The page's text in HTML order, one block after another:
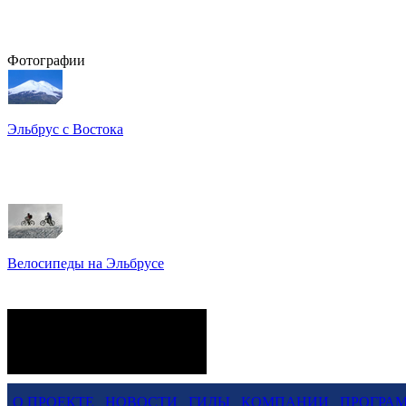
Фотографии
Эльбрус с Востока
Велосипеды на Эльбрусе
О ПРОЕКТЕ НОВОСТИ ГИДЫ КОМПАНИИ